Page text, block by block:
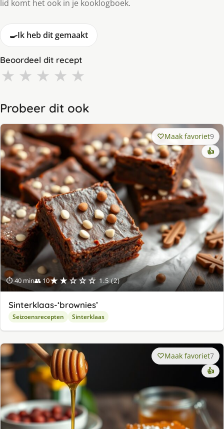
lid komt het ook in je kooklogboek.
🍳Ik heb dit gemaakt
Beoordeel dit recept
★ ★ ★ ★ ★
Probeer dit ook
⏱ 40 min👥 10★★☆☆☆ 1.5 (2)
Maak favoriet9
👍
Sinterklaas-‘brownies’
Seizoensrecepten Sinterklaas
Maak favoriet7
👍